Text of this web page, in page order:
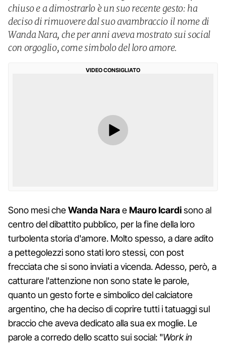
chiuso e a dimostrarlo è un suo recente gesto: ha
deciso di rimuovere dal suo avambraccio il nome di
Wanda Nara, che per anni aveva mostrato sui social
con orgoglio, come simbolo del loro amore.
VIDEO CONSIGLIATO
Sono mesi cheWanda NaraeMauro Icardisono al
centro del dibattito pubblico, per la fine della loro
turbolenta storia d'amore. Molto spesso, a dare adito
a pettegolezzi sono stati loro stessi, con post
frecciata che si sono inviati a vicenda. Adesso, però, a
catturare l'attenzione non sono state le parole,
quanto un gesto forte e simbolico del calciatore
argentino, che ha deciso di coprire tutti i tatuaggi sul
braccio che aveva dedicato alla sua ex moglie. Le
parole a corredo dello scatto sui social: "Work in